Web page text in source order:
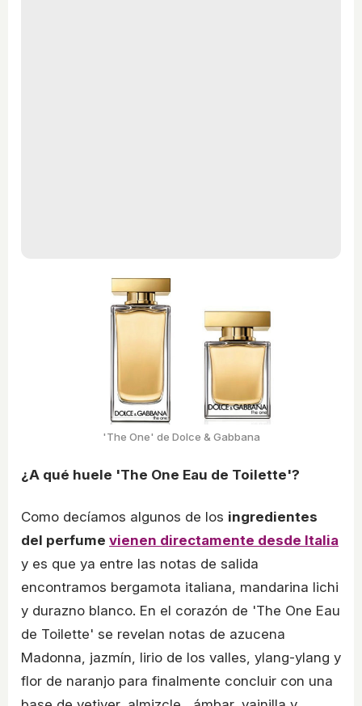
'The One' de Dolce & Gabbana
¿A qué huele 'The One Eau de Toilette'?
Como decíamos algunos de los ingredientes
del perfume vienen directamente desde Italia
y es que ya entre las notas de salida
encontramos bergamota italiana, mandarina lichi
y durazno blanco. En el corazón de 'The One Eau
de Toilette' se revelan notas de azucena
Madonna, jazmín, lirio de los valles, ylang-ylang y
flor de naranjo para finalmente concluir con una